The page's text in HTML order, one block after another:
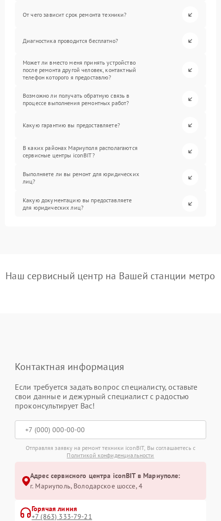
От чего зависит срок ремонта техники?
Диагностика проводится бесплатно?
Может ли вместо меня принять устройство
после ремонта другой человек, контактный
телефон которого я предоставлю?
Возможно ли получать обратную связь в
процессе выполнения ремонтных работ?
Какую гарантию вы предоставляете?
В каких районах Мариуполя располагаются
сервисные центры iconBIT?
Выполняете ли вы ремонт для юридических
лиц?
Какую документацию вы предоставляете
для юридических лиц?
Наш сервисный центр на Вашей станции метро
Контактная информация
Если требуется задать вопрос специалисту, оставьте
свои данные и дежурный специалист с радостью
проконсультирует Вас!
Отправляя заявку на ремонт техники iconBIT, Вы соглашаетесь с
Политикой конфиденциальности
Адрес сервисного центра iconBIT в Мариуполе:
г. Мариуполь, Володарское шоссе, 4
Горячая линия
+7 (863) 333-79-21